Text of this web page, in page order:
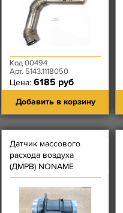
градус)
Код 00494
Арт. 5143.1118050
Цена: 6185 руб
Добавить в корзину
Датчик массового
расхода воздуха
(ДМРВ) NONAME
20.3855-10 (Резистор)